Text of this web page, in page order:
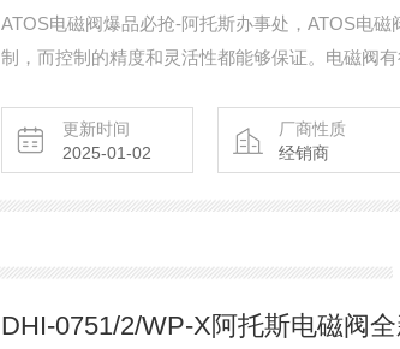
ATOS电磁阀爆品必抢-阿托斯办事处，ATOS电
制，而控制的精度和灵活性都能够保证。电磁阀
更新时间
2025-01-02
厂商性质
经销商
DHI-0751/2/WP-X阿托斯电磁阀